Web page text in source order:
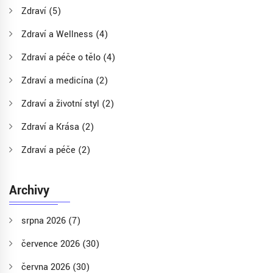
Zdraví (5)
Zdraví a Wellness (4)
Zdraví a péče o tělo (4)
Zdraví a medicína (2)
Zdraví a životní styl (2)
Zdraví a Krása (2)
Zdraví a péče (2)
Archivy
srpna 2026 (7)
července 2026 (30)
června 2026 (30)